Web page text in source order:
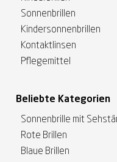
Sonnenbrillen
Kindersonnenbrillen
Kontaktlinsen
Pflegemittel
Beliebte Kategorien
Sonnenbrille mit
Rote Brillen
Blaue Brillen